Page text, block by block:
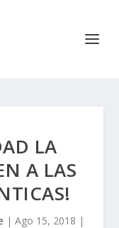
LA
A LAS
| Ago 15, 2018 |